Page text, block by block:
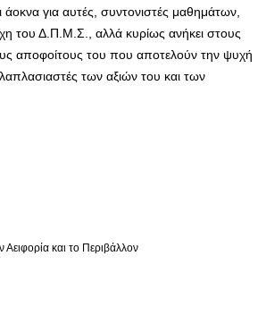
άοκνα για αυτές, συντονιστές μαθημάτων,
του Δ.Π.Μ.Σ., αλλά κυρίως ανήκει στους
αποφοίτους του που αποτελούν την ψυχή
των αξιών του και των
Αειφορία και το Περιβάλλον